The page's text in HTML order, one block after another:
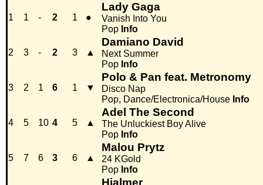
1 1 - 2 1 ●
Lady Gaga
Vanish Into You
Pop Info
2 3 - 2 3 ▲
Damiano David
Next Summer
Pop Info
3 2 1 6 1 ▼
Polo & Pan feat. Metronomy
Disco Nap
Pop, Dance/Electronica/House Info
4 5 10 4 5 ▲
Adel The Second
The Unluckiest Boy Alive
Pop Info
5 7 6 3 6 ▲
Malou Prytz
24 KGold
Pop Info
Hjalmer